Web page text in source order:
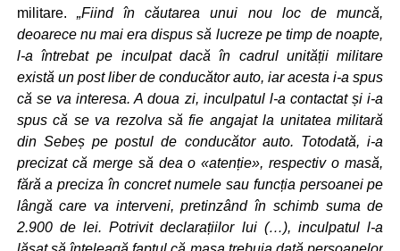
militare. „Fiind în căutarea unui nou loc de muncă,
deoarece nu mai era dispus să lucreze pe timp de noapte,
l-a întrebat pe inculpat dacă în cadrul unității militare
există un post liber de conducător auto, iar acesta i-a spus
că se va interesa. A doua zi, inculpatul l-a contactat și i-a
spus că se va rezolva să fie angajat la unitatea militară
din Sebeș pe postul de conducător auto. Totodată, i-a
precizat că merge să dea o «atenție», respectiv o masă,
fără a preciza în concret numele sau funcția persoanei pe
lângă care va interveni, pretinzând în schimb suma de
2.900 de lei. Potrivit declarațiilor lui (…), inculpatul l-a